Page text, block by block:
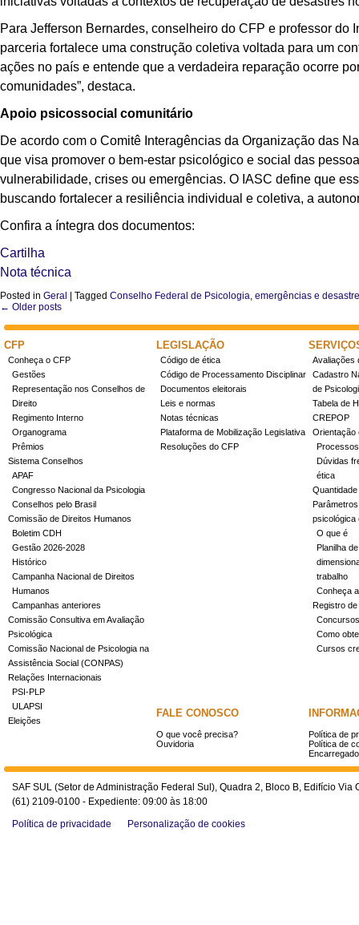
Para Jefferson Bernardes, conselheiro do CFP e professor
parceria fortalece uma construção coletiva voltada para um
ações no país e entende que a verdadeira reparação ocorre
comunidades”, destaca.
Apoio psicossocial comunitário
De acordo com o Comitê Interagências da Organização das
que visa promover o bem-estar psicológico e social das
vulnerabilidade, crises ou emergências. O IASC define que
buscando fortalecer a resiliência individual e coletiva, a
Confira a íntegra dos documentos:
Cartilha
Nota técnica
Posted in Geral Tagged Conselho Federal de Psicologia, emergências e
← Older posts
CFP
Conheça o CFP
Gestões
Representação nos Conselhos de
Direito
Regimento Interno
Organograma
Prêmios
Sistema Conselhos
APAF
Congresso Nacional da Psicologia
Conselhos pelo Brasil
Comissão de Direitos Humanos
Boletim CDH
Gestão 2026-2028
Histórico
Campanha Nacional de Direitos
Humanos
Campanhas anteriores
Comissão Consultiva em Avaliação
Psicológica
Comissão Nacional de Psicologia na
Assistência Social (CONPAS)
Relações Internacionais
PSI-PLP
ULAPSI
Eleições
LEGISLAÇÃO
Código de ética
Código de Processamento Disciplinar
Documentos eleitorais
Leis e normas
Notas técnicas
Plataforma de Mobilização Legislativa
Resoluções do CFP
Avaliações
Cadastro
de
Tabela de
CREPOP
Orientação
Dúvidas
ética
psicológica
O que é
Planilha
trabalho
Conheça
Registro
Concursos
Como
Cursos
FALE CONOSCO
O que você precisa?
Ouvidoria
Política de
Política de
SAF SUL (Setor de Administração Federal Sul), Quadra 2, Bloco B, Edifício
(61) 2109-0100 - Expediente: 09:00 às 18:00
Política de privacidade
Personalização de cookies